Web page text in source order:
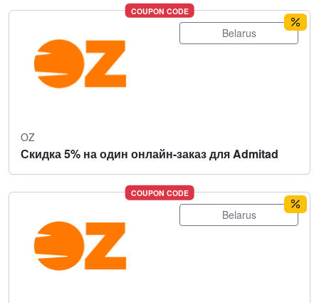
COUPON CODE
Belarus
OZ
Скидка 5% на один онлайн-заказ для Admitad
COUPON CODE
Belarus